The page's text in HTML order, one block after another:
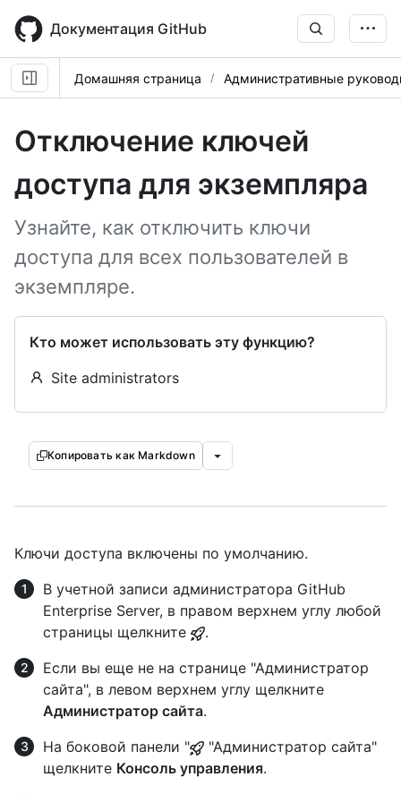
main
content
Документация GitHub
Домашняя страница Административные
Отключение ключей
доступа для экземпляра
Узнайте, как отключить ключи
доступа для всех пользователей в
экземпляре.
Кто может использовать эту функцию?
Site administrators
Копировать как Markdown
Ключи доступа включены по умолчанию.
В учетной записи администратора GitHub
Enterprise Server, в правом верхнем углу любой
страницы щелкните
.
Если вы еще не на странице "Администратор
сайта", в левом верхнем углу щелкните
Администратор сайта.
На боковой панели "
"Администратор сайта"
щелкните Консоль управления.